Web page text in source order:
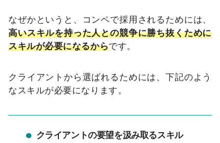
なぜかというと、コンペで採用されるためには、
高いスキルを持った人との競争に勝ち抜くために
スキルが必要になるからです。
クライアントから選ばれるためには、下記のよう
なスキルが必要になります。
クライアントの要望を汲み取るスキル